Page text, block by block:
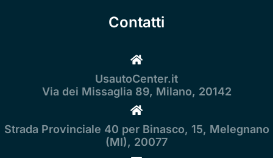
Contatti
UsautoCenter.it
Via dei Missaglia 89, Milano, 20142
Strada Provinciale 40 per Binasco, 15, Melegnano
(MI), 20077